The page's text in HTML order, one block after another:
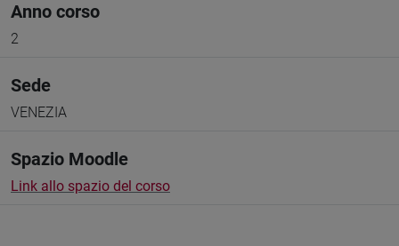
Anno corso
2
Sede
VENEZIA
Spazio Moodle
Link allo spazio del corso